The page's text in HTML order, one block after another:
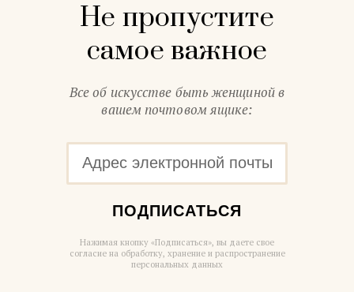
Не пропустите
самое важное
Все об искусстве быть женщиной в
вашем почтовом ящике:
ПОДПИСАТЬСЯ
Нажимая кнопку «Подписаться», вы даете свое
согласие на обработку, хранение и распространение
персональных данных